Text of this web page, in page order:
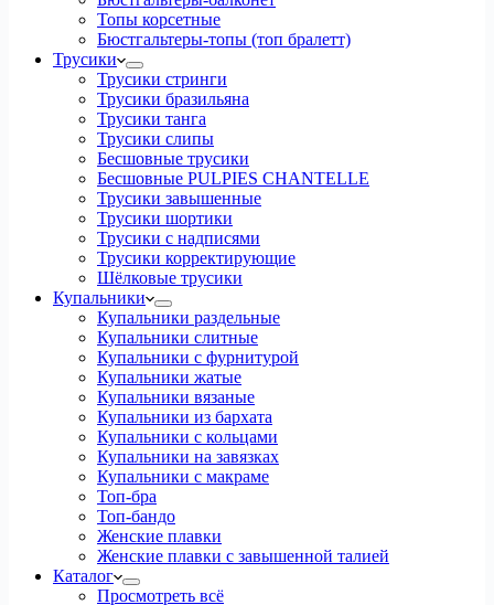
Топы корсетные
Бюстгальтеры-топы (топ бралетт)
Трусики
Трусики стринги
Трусики бразильяна
Трусики танга
Трусики слипы
Бесшовные трусики
Бесшовные PULPIES CHANTELLE
Трусики завышенные
Трусики шортики
Трусики с надписями
Трусики корректирующие
Шёлковые трусики
Купальники
Купальники раздельные
Купальники слитные
Купальники с фурнитурой
Купальники жатые
Купальники вязаные
Купальники из бархата
Купальники с кольцами
Купальники на завязках
Купальники с макраме
Топ-бра
Топ-бандо
Женские плавки
Женские плавки с завышенной талией
Каталог
Просмотреть всё